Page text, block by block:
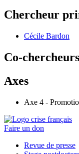
Chercheur
Cécile Bardon
Co-chercheurs
Axes
Axe 4 -
Faire un don
Revue de presse